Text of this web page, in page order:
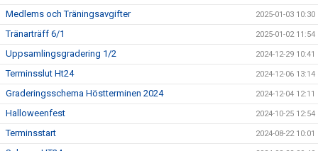
Medlems och Träningsavgifter 2025-01-03 10:30
Tränarträff 6/1 2025-01-02 11:54
Uppsamlingsgradering 1/2 2024-12-29 10:41
Terminsslut Ht24 2024-12-06 13:14
Graderingsschema Höstterminen 2024 2024-12-04 12:11
Halloweenfest 2024-10-25 12:54
Terminsstart 2024-08-22 10:01